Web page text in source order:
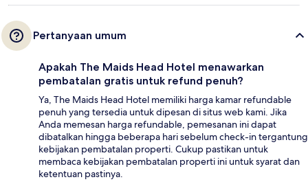
Pertanyaan umum
Apakah The Maids Head Hotel menawarkan
pembatalan gratis untuk refund penuh?
Ya, The Maids Head Hotel memiliki harga kamar refundable
penuh yang tersedia untuk dipesan di situs web kami. Jika
Anda memesan harga refundable, pemesanan ini dapat
dibatalkan hingga beberapa hari sebelum check-in tergantung
kebijakan pembatalan properti. Cukup pastikan untuk
membaca kebijakan pembatalan properti ini untuk syarat dan
ketentuan pastinya.